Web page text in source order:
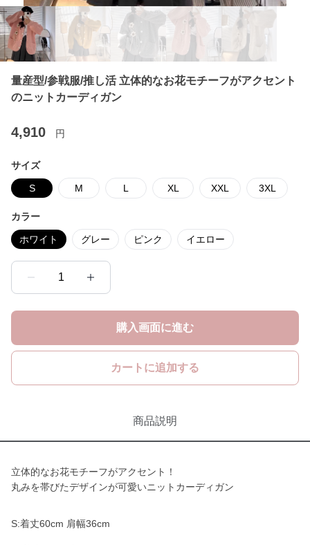
量産型/参戦服/推し活 立体的なお花モチーフがアクセント
のニットカーディガン
4,910 円
サイズ
S M L XL XXL 3XL
カラー
ホワイト グレー ピンク イエロー
1
購入画面に進む
カートに追加する
商品説明
立体的なお花モチーフがアクセント！
丸みを帯びたデザインが可愛いニットカーディガン
S:着丈60cm 肩幅36cm